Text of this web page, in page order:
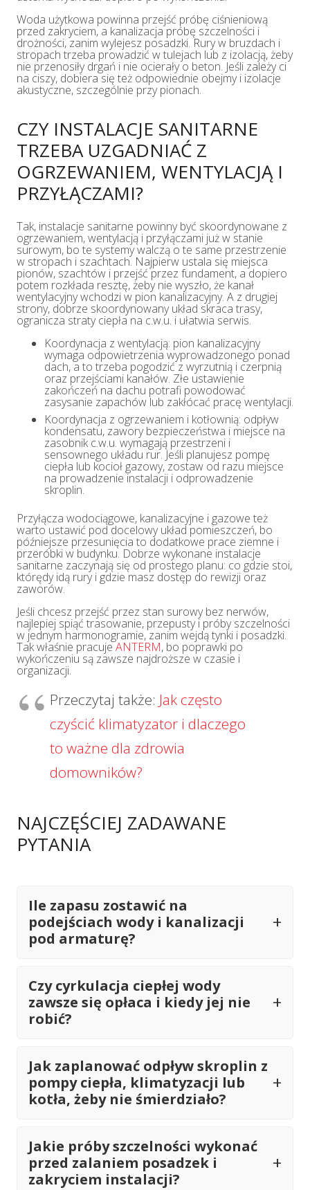
Woda użytkowa powinna przejść próbę ciśnieniową
przed zakryciem, a kanalizacja próbę szczelności i
drożności, zanim wylejesz posadzki. Rury w bruzdach i
stropach trzeba prowadzić w tulejach lub z izolacją, żeby
nie przenosiły drgań i nie ocierały o beton. Jeśli zależy ci
na ciszy, dobiera się też odpowiednie obejmy i izolacje
akustyczne, szczególnie przy pionach.
CZY INSTALACJE SANITARNE
TRZEBA UZGADNIAĆ Z
OGRZEWANIEM, WENTYLACJĄ I
PRZYŁĄCZAMI?
Tak, instalacje sanitarne powinny być skoordynowane z
ogrzewaniem, wentylacją i przyłączami już w stanie
surowym, bo te systemy walczą o te same przestrzenie
w stropach i szachtach. Najpierw ustala się miejsca
pionów, szachtów i przejść przez fundament, a dopiero
potem rozkłada resztę, żeby nie wyszło, że kanał
wentylacyjny wchodzi w pion kanalizacyjny. A z drugiej
strony, dobrze skoordynowany układ skraca trasy,
ogranicza straty ciepła na c.w.u. i ułatwia serwis.
Koordynacja z wentylacją: pion kanalizacyjny
wymaga odpowietrzenia wyprowadzonego ponad
dach, a to trzeba pogodzić z wyrzutnią i czerpnią
oraz przejściami kanałów. Złe ustawienie
zakończeń na dachu potrafi powodować
zasysanie zapachów lub zakłócać pracę wentylacji.
Koordynacja z ogrzewaniem i kotłownią: odpływ
kondensatu, zawory bezpieczeństwa i miejsce na
zasobnik c.w.u. wymagają przestrzeni i
sensownego układu rur. Jeśli planujesz pompę
ciepła lub kocioł gazowy, zostaw od razu miejsce
na prowadzenie instalacji i odprowadzenie
skroplin.
Przyłącza wodociągowe, kanalizacyjne i gazowe też
warto ustawić pod docelowy układ pomieszczeń, bo
późniejsze przesunięcia to dodatkowe prace ziemne i
przeróbki w budynku. Dobrze wykonane instalacje
sanitarne zaczynają się od prostego planu: co gdzie stoi,
którędy idą rury i gdzie masz dostęp do rewizji oraz
zaworów.
Jeśli chcesz przejść przez stan surowy bez nerwów,
najlepiej spiąć trasowanie, przepusty i próby szczelności
w jednym harmonogramie, zanim wejdą tynki i posadzki.
Tak właśnie pracujeANTERM, bo poprawki po
wykończeniu są zawsze najdroższe w czasie i
organizacji.
Przeczytaj także: Jak często
czyścić klimatyzator i dlaczego
to ważne dla zdrowia
domowników?
NAJCZĘŚCIEJ ZADAWANE
PYTANIA
Ile zapasu zostawić na
podejściach wody i kanalizacji
pod armaturę?
Czy cyrkulacja ciepłej wody
zawsze się opłaca i kiedy jej nie
robić?
Jak zaplanować odpływ skroplin z
pompy ciepła, klimatyzacji lub
kotła, żeby nie śmierdziało?
Jakie próby szczelności wykonać
przed zalaniem posadzek i
zakryciem instalacji?